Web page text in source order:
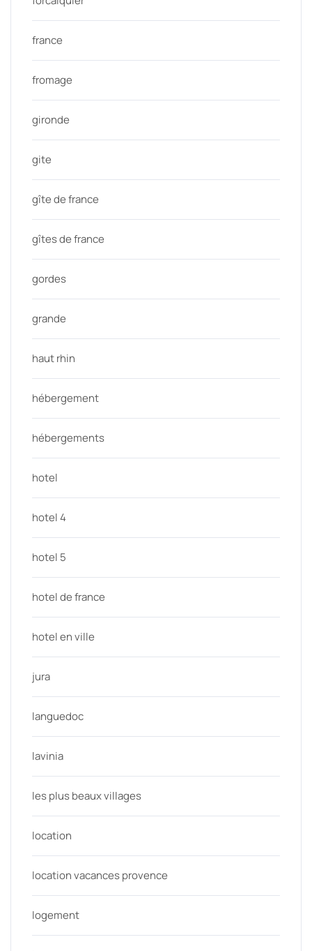
france
fromage
gironde
gite
gîte de france
gîtes de france
gordes
grande
haut rhin
hébergement
hébergements
hotel
hotel 4
hotel 5
hotel de france
hotel en ville
jura
languedoc
lavinia
les plus beaux villages
location
location vacances provence
logement